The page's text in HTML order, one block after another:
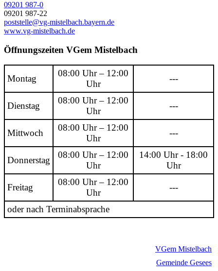
09201 987-0
09201 987-22
poststelle@vg-mistelbach.bayern.de
www.vg-mistelbach.de
Öffnungszeiten VGem Mistelbach
Montag
08:00 Uhr – 12:00
Uhr
---
Dienstag
08:00 Uhr – 12:00
Uhr
---
Mittwoch
08:00 Uhr – 12:00
Uhr
---
Donnerstag
08:00 Uhr – 12:00
Uhr
14:00 Uhr - 18:00
Uhr
Freitag
08:00 Uhr – 12:00
Uhr
---
oder nach Terminabsprache
VGem Mistelbach
Gemeinde Gesees